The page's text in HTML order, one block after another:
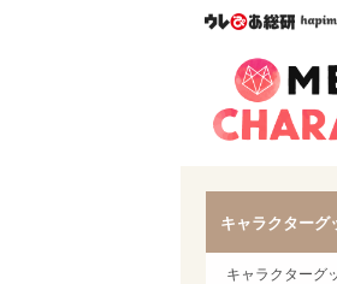
ウ
キャラクターグ
キャラクターグ